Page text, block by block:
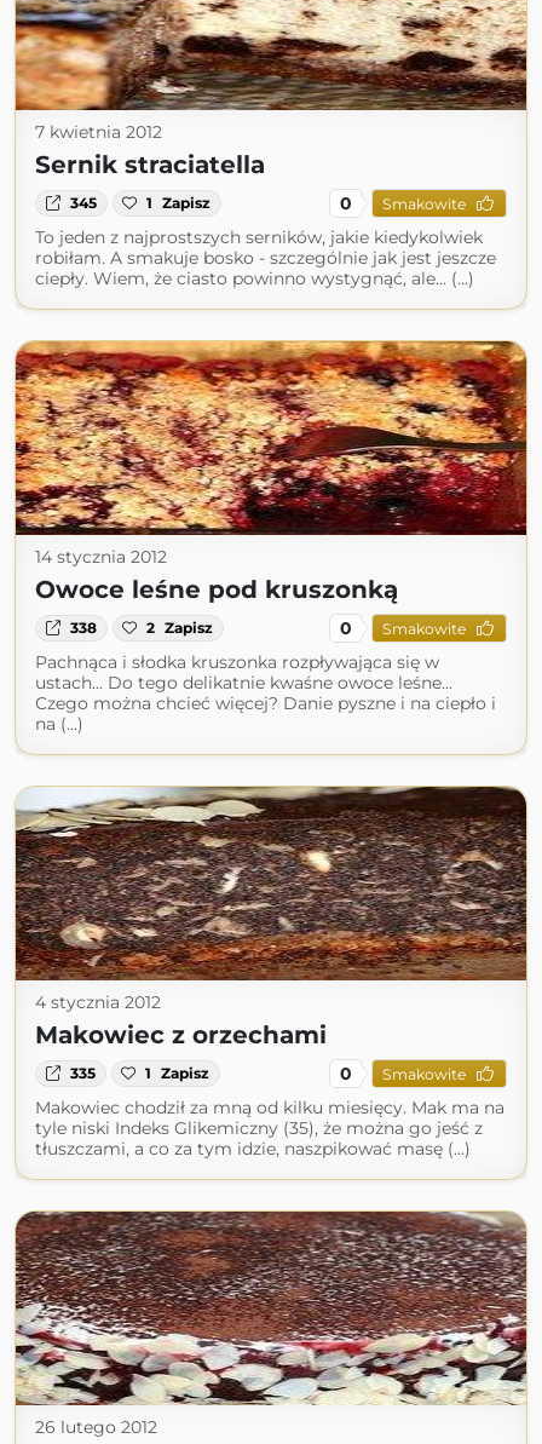
7 kwietnia 2012
Sernik straciatella
345 1 Zapisz 0 Smakowite
To jeden z najprostszych serników, jakie kiedykolwiek
robiłam. A smakuje bosko - szczególnie jak jest jeszcze
ciepły. Wiem, że ciasto powinno wystygnąć, ale... (...)
14 stycznia 2012
Owoce leśne pod kruszonką
338 2 Zapisz 0 Smakowite
Pachnąca i słodka kruszonka rozpływająca się w
ustach... Do tego delikatnie kwaśne owoce leśne...
Czego można chcieć więcej? Danie pyszne i na ciepło i
na (...)
4 stycznia 2012
Makowiec z orzechami
335 1 Zapisz 0 Smakowite
Makowiec chodził za mną od kilku miesięcy. Mak ma na
tyle niski Indeks Glikemiczny (35), że można go jeść z
tłuszczami, a co za tym idzie, naszpikować masę (...)
26 lutego 2012